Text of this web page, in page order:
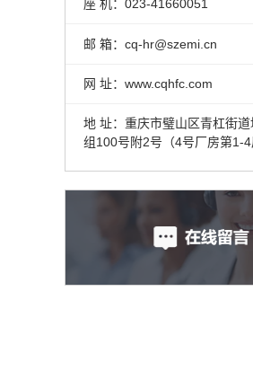
座 机：023-41660051
邮 箱：cq-hr@szemi.cn
网 址：www.cqhfc.com
地 址：重庆市璧山区青杠街
组100号附2号（4号厂房第1-4